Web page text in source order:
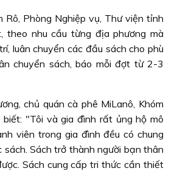
Rô, Phòng Nghiệp vụ, Thư viện tỉnh
theo nhu cầu từng địa phương mà
luân chuyển các đầu sách cho phù
chuyển sách, báo mỗi đợt từ 2-3
chủ quán cà phê MiLanô, Khóm
biết: "Tôi và gia đình rất ủng hộ mô
viên trong gia đình đều có chung
sách. Sách trở thành người bạn thân
Sách cung cấp tri thức cần thiết